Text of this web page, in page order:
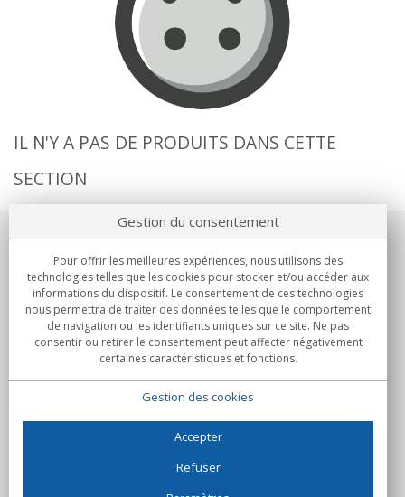
IL N'Y A PAS DE PRODUITS DANS CETTE
SECTION
Notre société
Engagements
Achats
Gestion du consentement
Pour offrir les meilleures expériences, nous utilisons des
technologies telles que les cookies pour stocker et/ou accéder aux
informations du dispositif. Le consentement de ces technologies
nous permettra de traiter des données telles que le comportement
de navigation ou les identifiants uniques sur ce site. Ne pas
consentir ou retirer le consentement peut affecter négativement
certaines caractéristiques et fonctions.
Gestion des cookies
Accepter
Refuser